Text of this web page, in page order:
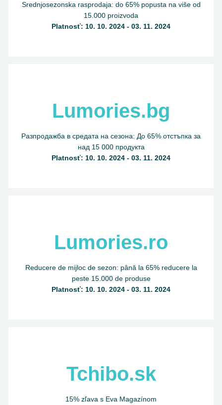
Srednjosezonska rasprodaja: do 65% popusta na više od
15.000 proizvoda
Platnosť: 10. 10. 2024 - 03. 11. 2024
Lumories.bg
Разпродажба в средата на сезона: До 65% отстъпка за
над 15 000 продукта
Platnosť: 10. 10. 2024 - 03. 11. 2024
Lumories.ro
Reducere de mijloc de sezon: până la 65% reducere la
peste 15.000 de produse
Platnosť: 10. 10. 2024 - 03. 11. 2024
Tchibo.sk
15% zľava s Eva Magazínom